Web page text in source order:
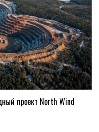
проект North Wind